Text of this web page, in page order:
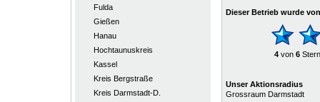
Fulda
Gießen
Hanau
Hochtaunuskreis
Kassel
Kreis Bergstraße
Kreis Darmstadt-D.
Dieser Betrieb wurde
4von 6
Unser Aktionsradius
Grossraum Darmstadt